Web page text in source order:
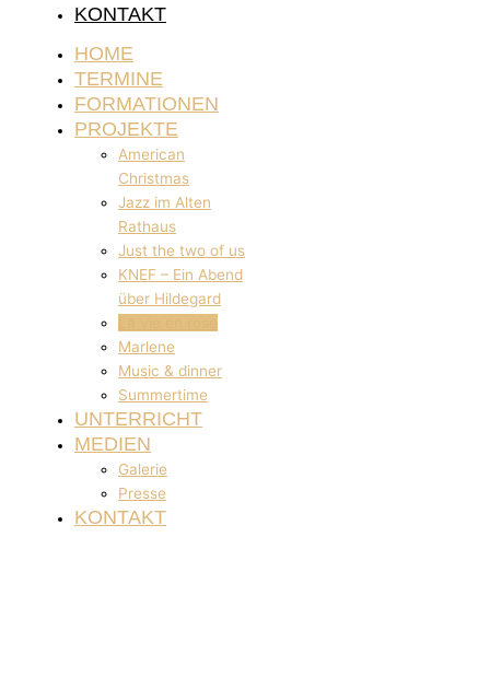
KONTAKT
HOME
TERMINE
FORMATIONEN
PROJEKTE
American
Christmas
Jazz im Alten
Rathaus
Just the two of us
KNEF – Ein Abend
über Hildegard
Marlene
Music & dinner
Summertime
UNTERRICHT
MEDIEN
Galerie
Presse
KONTAKT